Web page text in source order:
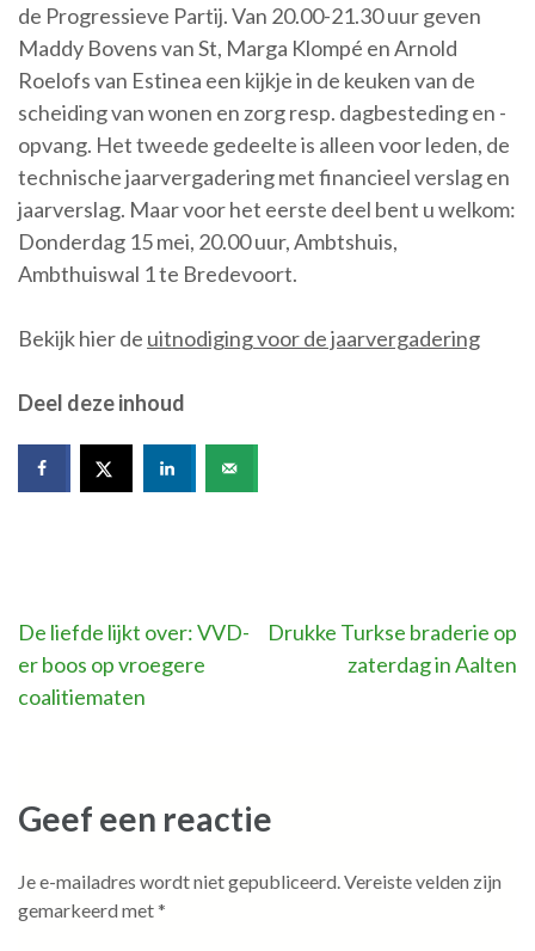
de Progressieve Partij. Van 20.00-21.30 uur geven
Maddy Bovens van St, Marga Klompé en Arnold
Roelofs van Estinea een kijkje in de keuken van de
scheiding van wonen en zorg resp. dagbesteding en -
opvang. Het tweede gedeelte is alleen voor leden, de
technische jaarvergadering met financieel verslag en
jaarverslag. Maar voor het eerste deel bent u welkom:
Donderdag 15 mei, 20.00 uur, Ambtshuis,
Ambthuiswal 1 te Bredevoort.
Bekijk hier de uitnodiging voor de jaarvergadering
Deel deze inhoud
Bericht
navigatie
De liefde lijkt over: VVD-
er boos op vroegere
coalitiematen
Drukke Turkse braderie op
zaterdag in Aalten
Geef een reactie
Je e-mailadres wordt niet gepubliceerd.Vereiste velden zijn
gemarkeerd met*